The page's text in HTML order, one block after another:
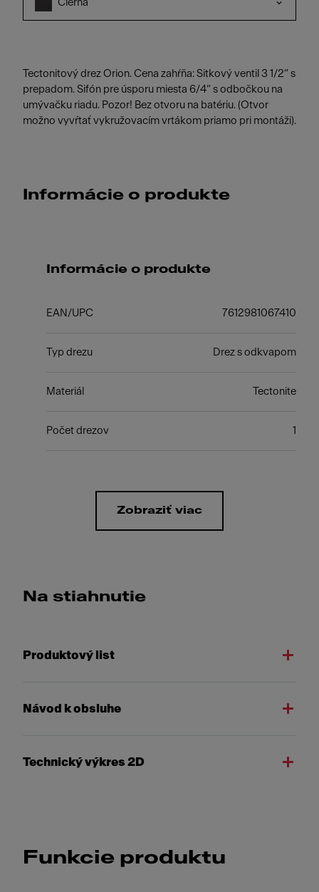
Čierna
Tectonitový drez Orion. Cena zahŕňa: Sitkový ventil 3 1/2“ s
prepadom. Sifón pre úsporu miesta 6/4“ s odbočkou na
umývačku riadu. Pozor! Bez otvoru na batériu. (Otvor
možno vyvŕtať vykružovacím vrtákom priamo pri montáži).
Informácie o produkte
Informácie o produkte
EAN/UPC 7612981067410
Typ drezu Drez s odkvapom
Materiál Tectonite
Počet drezov 1
Zobraziť viac
Na stiahnutie
Produktový list
Návod k obsluhe
Technický výkres 2D
Funkcie produktu